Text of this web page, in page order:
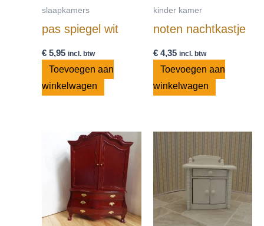
slaapkamers
pas spiegel wit
€ 5,95 incl. btw
Toevoegen aan
winkelwagen
kinder kamer
noten nachtkastje
€4,35 incl. btw
Toevoegen aan
winkelwagen